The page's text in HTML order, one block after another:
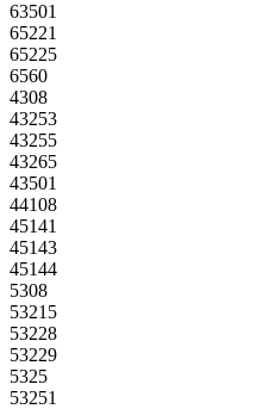
63501
65221
65225
6560
4308
43253
43255
43265
43501
44108
45141
45143
45144
5308
53215
53228
53229
5325
53251